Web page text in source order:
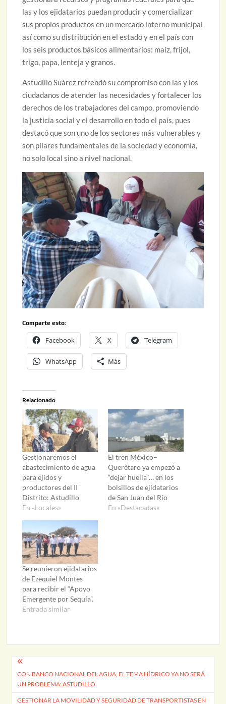
las y los ejidatarios puedan producir y comercializar
sus propios productos en un mercado interno municipal
así como su distribución en el estado y en el país con
los seis productos básicos alimentarios: maíz, frijol,
trigo, papa, lenteja y granos.
Astudillo Suárez refrendó su compromiso con las y los
ciudadanos de atender las necesidades y fortalecer los
derechos de los trabajadores del campo, promoviendo
la justicia social y el desarrollo en todo el país, pues
destacó que son uno de los sectores más vulnerables y
son pilares fundamentales de la sociedad y economía,
no solo local sino a nivel nacional.
Comparte esto:
Facebook X Telegram
WhatsApp Más
Relacionado
Gestionaremos el
abastecimiento de agua
para ejidos y
productores del II
Distrito: Astudillo
En «Locales»
El tren México–
Querétaro ya empezó a
“dejar huella”… en los
bolsillos de ejidatarios
de San Juan del Río
En «Destacadas»
Se reunieron ejidatarios
de Ezequiel Montes
para recibir el “Apoyo
Emergente por Sequía”.
Entrada similar
Navegación
de
entradas
CON BANCO NACIONAL DEL AGUA, EL TEMA HÍDRICO YA NO SERÁ
UN PROBLEMA: ASTUDILLO
GESTIONAR LA MOVILIDAD Y SEGURIDAD DE TRANSPORTISTAS EN